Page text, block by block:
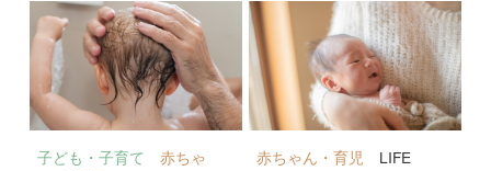
子ども・子育て
赤ちゃ
赤ちゃん・育児
LIFE